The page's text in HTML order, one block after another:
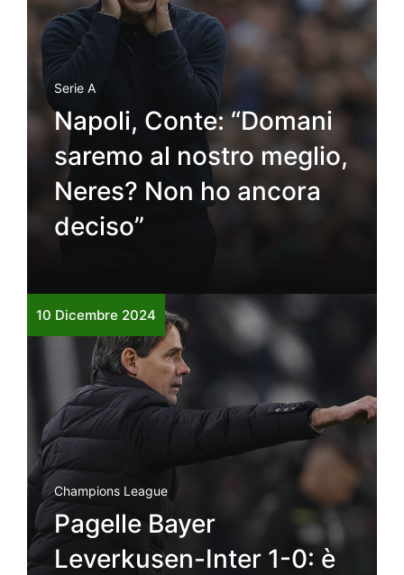
Serie A
Napoli, Conte: “Domani
saremo al nostro meglio,
Neres? Non ho ancora
deciso”
10 Dicembre 2024
Champions League
Pagelle Bayer
Leverkusen-Inter 1-0: è